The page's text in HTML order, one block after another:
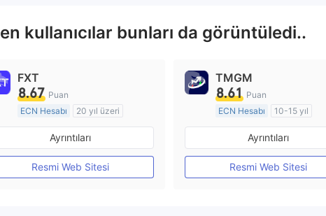
kullanıcılar bunları da görüntüledi..
FXT
8.67 Puan
ECN Hesabı
20 yıl üzeri
Düzenleyici Ülke/Bölge: Avustralya
Pazar Yapıcılık (MM)
MT4 Tam Lisans
Ayrıntıları
Resmi Web Sitesi
TMGM
8.61 Puan
ECN Hesabı
10-15 yıl
Pazar Yapıcılık (MM)
MT4 Tam Lisans
Ayrıntıları
Resmi Web Sitesi